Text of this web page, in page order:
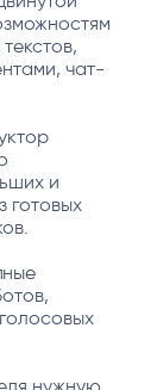
чат-
и
готовых